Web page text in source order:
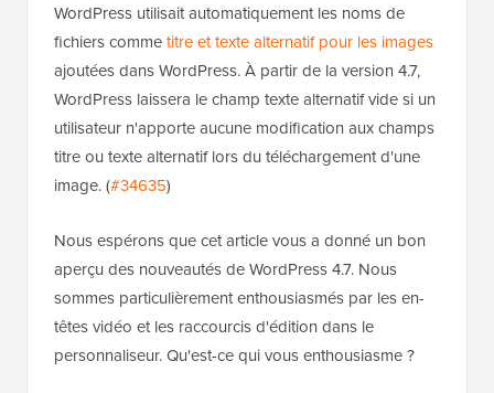
WordPress utilisait automatiquement les noms de
fichiers commetitre et texte alternatif pour les images
ajoutées dans WordPress. À partir de la version 4.7,
WordPress laissera le champ texte alternatif vide si un
utilisateur n'apporte aucune modification aux champs
titre ou texte alternatif lors du téléchargement d'une
image. (#34635)
Nous espérons que cet article vous a donné un bon
aperçu des nouveautés de WordPress 4.7. Nous
sommes particulièrement enthousiasmés par les en-
têtes vidéo et les raccourcis d'édition dans le
personnaliseur. Qu'est-ce qui vous enthousiasme ?